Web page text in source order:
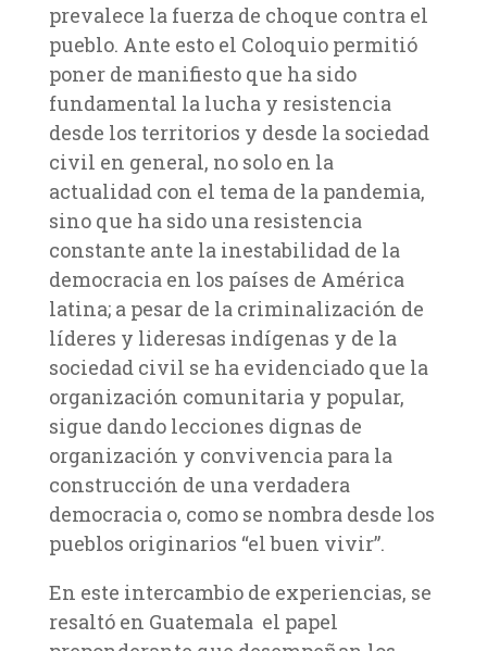
prevalece la fuerza de choque contra el
pueblo. Ante esto el Coloquio permitió
poner de manifiesto que ha sido
fundamental la lucha y resistencia
desde los territorios y desde la sociedad
civil en general, no solo en la
actualidad con el tema de la pandemia,
sino que ha sido una resistencia
constante ante la inestabilidad de la
democracia en los países de América
latina; a pesar de la criminalización de
líderes y lideresas indígenas y de la
sociedad civil se ha evidenciado que la
organización comunitaria y popular,
sigue dando lecciones dignas de
organización y convivencia para la
construcción de una verdadera
democracia o, como se nombra desde los
pueblos originarios “el buen vivir”.
En este intercambio de experiencias, se
resaltó en Guatemala el papel